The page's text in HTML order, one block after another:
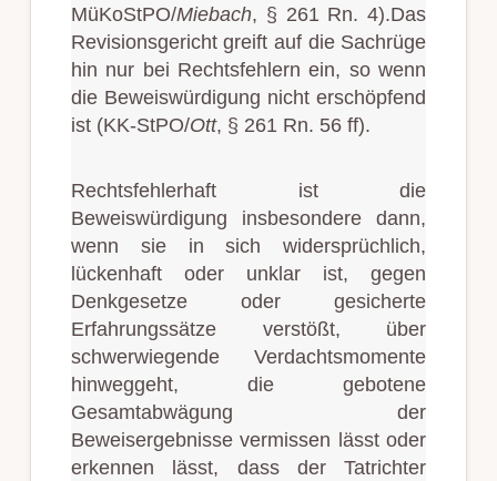
MüKoStPO/Miebach, § 261 Rn. 4).Das
Revisionsgericht greift auf die Sachrüge
hin nur bei Rechtsfehlern ein, so wenn
die Beweiswürdigung nicht erschöpfend
ist (KK-StPO/Ott, § 261 Rn. 56 ff).
Rechtsfehlerhaft ist die
Beweiswürdigung insbesondere dann,
wenn sie in sich widersprüchlich,
lückenhaft oder unklar ist, gegen
Denkgesetze oder gesicherte
Erfahrungssätze verstößt, über
schwerwiegende Verdachtsmomente
hinweggeht, die gebotene
Gesamtabwägung der
Beweisergebnisse vermissen lässt oder
erkennen lässt, dass der Tatrichter